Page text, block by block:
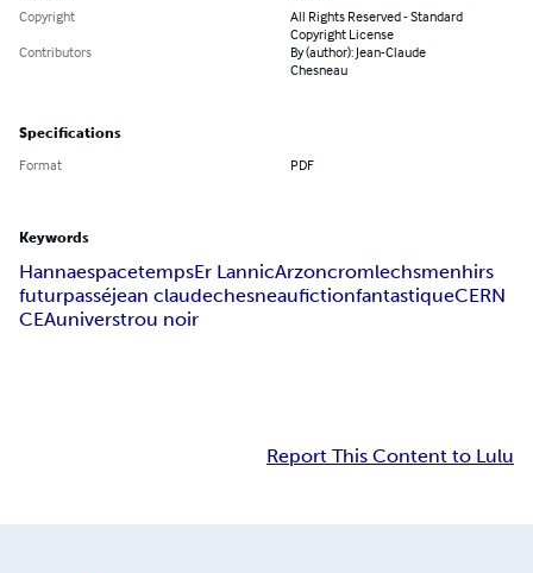
Copyright
All Rights Reserved - Standard
Copyright License
Contributors
By (author): Jean-Claude
Chesneau
Specifications
Format PDF
Keywords
HannaespacetempsEr LannicArzoncromlechsmenhirs
futurpasséjean claudechesneaufictionfantastiqueCERN
CEAuniverstrou noir
Report This Content to Lulu